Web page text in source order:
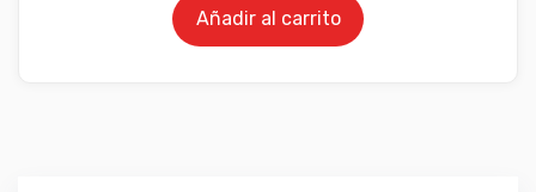
Añadir al carrito